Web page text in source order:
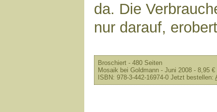
da. Die
nur darauf,
Broschiert - 480 Seiten
Mosaik bei Goldmann - Juni 2008 - 8,95 €
ISBN: 978-3-442-16974-0 Jetzt bestellen: